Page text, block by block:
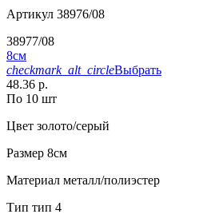
Артикул 38976/08
38977/08
8см
checkmark_alt_circleВыбрать
48.36 р.
По 10 шт
Цвет золото/серый
Размер 8см
Материал металл/полиэстер
Тип тип 4